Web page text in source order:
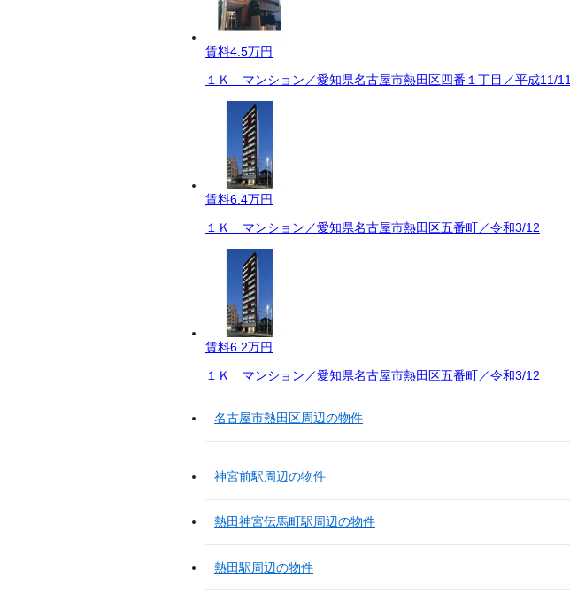
賃料4.5万円
１Ｋ マンション／愛知県名古屋市熱田区四番１丁目／平成11/11
賃料6.4万円
１Ｋ マンション／愛知県名古屋市熱田区五番町／令和3/12
賃料6.2万円
１Ｋ マンション／愛知県名古屋市熱田区五番町／令和3/12
名古屋市熱田区周辺の物件
神宮前駅周辺の物件
熱田神宮伝馬町駅周辺の物件
熱田駅周辺の物件